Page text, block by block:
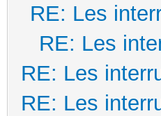
RE: Les
RE: Les
RE: Les
RE: Les